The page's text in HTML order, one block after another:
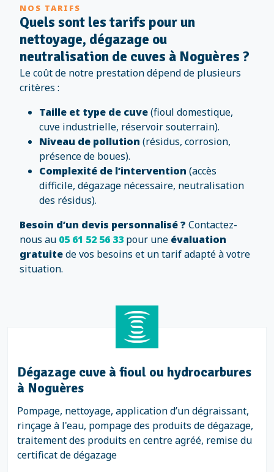
NOS TARIFS
Quels sont les tarifs pour un
nettoyage, dégazage ou
neutralisation de cuves à Noguères ?
Le coût de notre prestation dépend de plusieurs
critères :
Taille et type de cuve(fioul domestique,
cuve industrielle, réservoir souterrain).
Niveau de pollution (résidus, corrosion,
présence de boues).
Complexité de l’intervention (accès
difficile, dégazage nécessaire, neutralisation
des résidus).
Besoin d’un devis personnalisé ? Contactez-
nous au 05 61 52 56 33 pour une évaluation
gratuitede vos besoins et un tarif adapté à votre
situation.
Dégazage cuve à fioul ou hydrocarbures
à Noguères
Pompage, nettoyage, application d’un dégraissant,
rinçage à l'eau, pompage des produits de dégazage,
traitement des produits en centre agréé, remise du
certificat de dégazage